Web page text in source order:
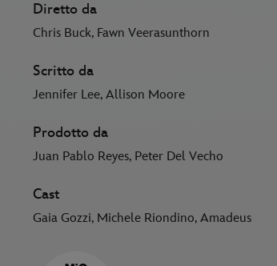
Diretto da
Chris Buck, Fawn Veerasunthorn
Scritto da
Jennifer Lee, Allison Moore
Prodotto da
Juan Pablo Reyes, Peter Del Vecho
Cast
Gaia Gozzi, Michele Riondino, Amadeus